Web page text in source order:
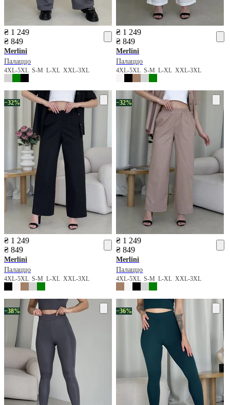
₴ 1 249
₴ 849
Merlini
Палаццо
4XL-5XL S-M L-XL XXL-3XL
₴ 1 249
₴ 849
Merlini
Палаццо
4XL-5XLS-ML-XLXXL-3XL
−32%
₴ 1 249
₴ 849
Merlini
Палаццо
4XL-5XL S-M L-XL XXL-3XL
−32%
₴ 1 249
₴ 849
Merlini
Палаццо
4XL-5XLS-ML-XLXXL-3XL
−38% −36%